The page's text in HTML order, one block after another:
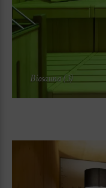
Biosauna (3)